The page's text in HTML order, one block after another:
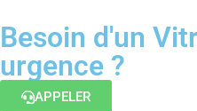
Besoin d'un
urgence ?
APPELER